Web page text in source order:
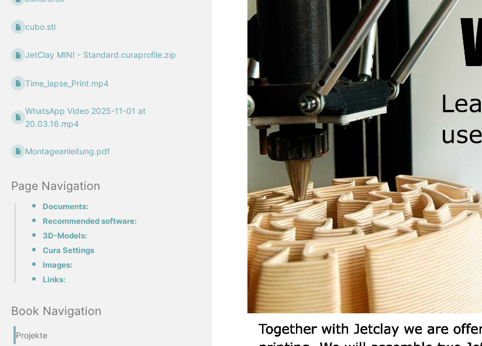
cubo.stl
JetClay MINI - Standard.curaprofile.zip
Time_lapse_Print.mp4
WhatsApp Video 2025-11-01 at
20.03.16.mp4
Montageanleitung.pdf
Page Navigation
Documents:
Recommended software:
3D-Models:
Cura Settings
Images:
Links:
Book Navigation
Projekte